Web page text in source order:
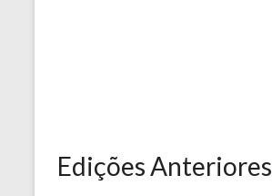
Edições Anteriores